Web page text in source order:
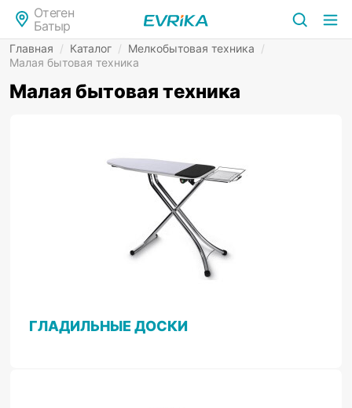
Отеген
Батыр
Главная / Каталог / Мелкобытовая техника /
Малая бытовая техника
Малая бытовая техника
ГЛАДИЛЬНЫЕ ДОСКИ